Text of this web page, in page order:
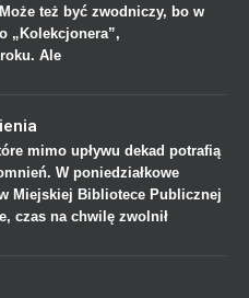
też być zwodniczy, bo w
„Kolekcjonera”,
Ale
mimo upływu dekad potrafią
W poniedziałkowe
Miejskiej Bibliotece Publicznej
czas na chwilę zwolnił